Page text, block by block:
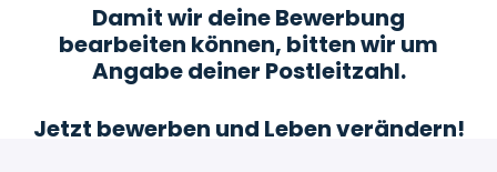
Damit wir deine Bewerbung
bearbeiten können, bitten wir um
Angabe deiner Postleitzahl.
Jetzt bewerben und Leben verändern!